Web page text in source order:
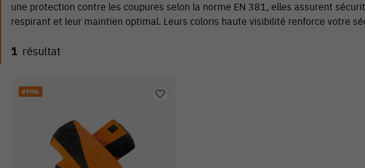
une protection contre les coupures selon la norme EN 381, elles assurent
respirant et leur maintien optimal. Leurs coloris haute visibilité renforce votre
1 résultat